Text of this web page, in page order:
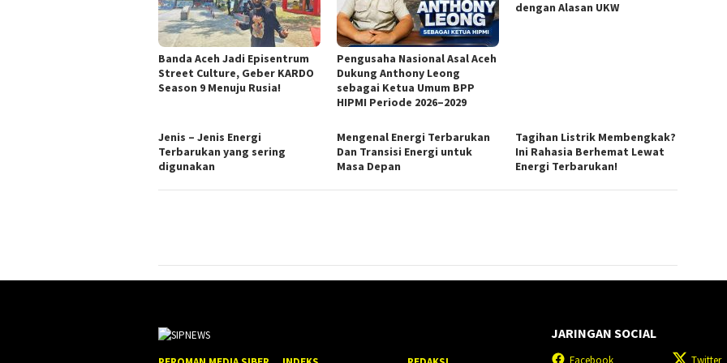
Banda Aceh Jadi Episentrum
Street Culture, Geber KARDO
Season 9 Menuju Rusia!
Pengusaha Nasional Asal Aceh
Dukung Anthony Leong
sebagai Ketua Umum BPP
HIPMI Periode 2026–2029
dengan Alasan UKW
Jenis – Jenis Energi
Terbarukan yang sering
digunakan
Mengenal Energi Terbarukan
Dan Transisi Energi untuk
Masa Depan
Tagihan Listrik Membengkak?
Ini Rahasia Berhemat Lewat
Energi Terbarukan!
JARINGAN SOCIAL
Facebook Twitter